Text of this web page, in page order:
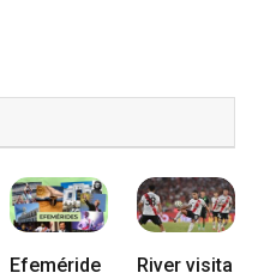
Efeméride
River visita